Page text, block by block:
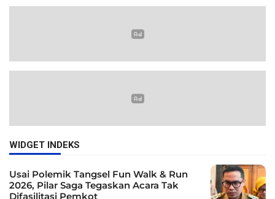
WIDGET INDEKS
Usai Polemik Tangsel Fun Walk & Run
2026, Pilar Saga Tegaskan Acara Tak
Difasilitasi Pemkot